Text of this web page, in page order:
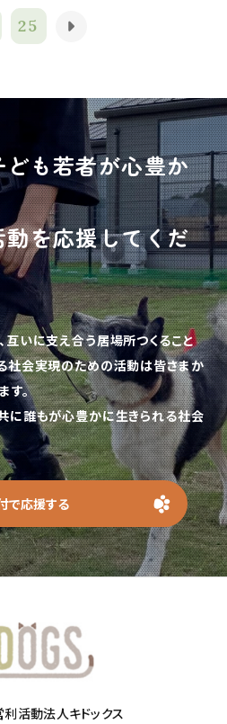
25
も若者が心豊か
を応援してくだ
互いに支え合う居場所つくること
社会実現のための活動は皆さまか
す。
に誰もが心豊かに生きられる社会
で応援する
活動法人キドックス